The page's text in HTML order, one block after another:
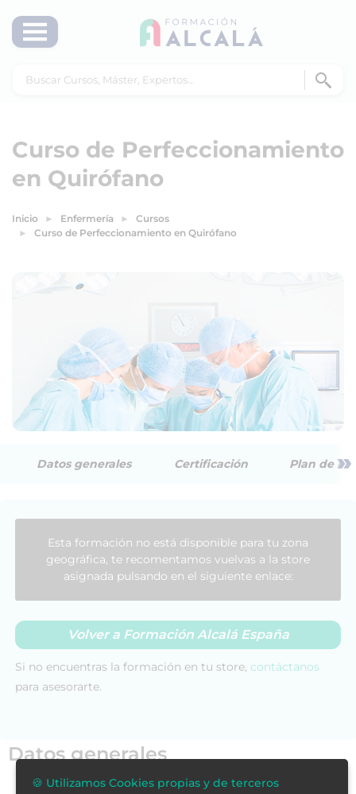
Curso de Perfeccionamiento
en Quirófano
Inicio Enfermería
Cursos
Curso de Perfeccionamiento en Quirófano
Datos generales Certificación Plan de »
Datos generales
Esta formación no está disponible para tu zona
geográfica, te recomentamos vuelvas a la store
asignada pulsando en el siguiente enlace:
Volver a Formación Alcalá España
Si no encuentras la formación en tu store, contáctanos
para asesorarte.
🍪 Utilizamos Cookies propias y de terceros